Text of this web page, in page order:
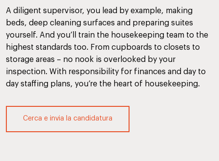
A diligent supervisor, you lead by example, making
beds, deep cleaning surfaces and preparing suites
yourself. And you’ll train the housekeeping team to the
highest standards too. From cupboards to closets to
storage areas – no nook is overlooked by your
inspection. With responsibility for finances and day to
day staffing plans, you’re the heart of housekeeping.
Cerca e invia la candidatura